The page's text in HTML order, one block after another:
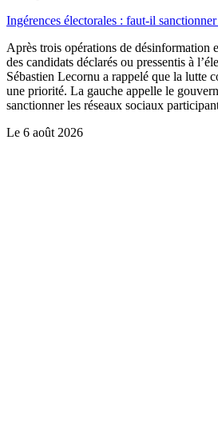
Ingérences électorales : faut-il
Après trois opérations de désinformation
des candidats déclarés ou pressentis à
Sébastien Lecornu a rappelé que la lutte
une priorité. La gauche appelle le
sanctionner les réseaux sociaux
Le 6 août 2026